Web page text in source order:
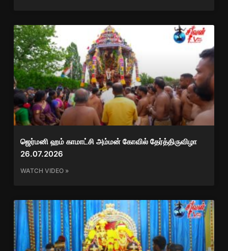
ஜெர்மனி ஹம் காமாட்சி அம்மன் கோவில் தேர்த்திருவிழா
26.07.2026
WATCH VIDEO »